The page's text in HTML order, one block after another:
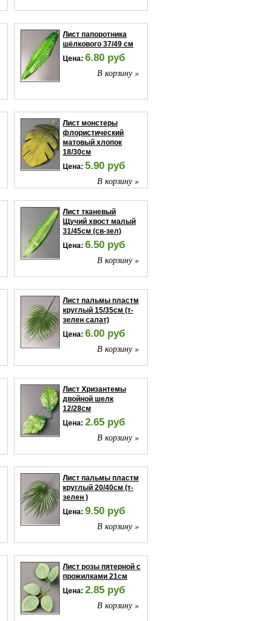
Лист папоротника
шёлкового 37/49 см
Цена: 6.80 руб
В корзину »
Лист монстеры
флористический
матовый хлопок
18/30см
Цена: 5.90 руб
В корзину »
Лист тканевый
Щучий хвост малый
31/45см (св-зел)
Цена: 6.50 руб
В корзину »
Лист пальмы пластм
круглый 15/35см (т-
зелен салат)
Цена: 6.00 руб
В корзину »
Лист Хризантемы
двойной шелк
12/28см
Цена: 2.65 руб
В корзину »
Лист пальмы пластм
круглый 20/40см (т-
зелен )
Цена: 9.50 руб
В корзину »
Лист розы пятерной с
прожилками 21см
Цена: 2.85 руб
В корзину »